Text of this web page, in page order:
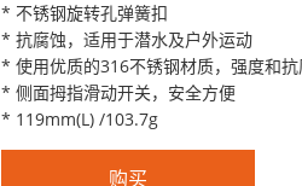
* 不锈钢旋转孔弹簧扣
* 抗腐蚀，适用于潜水及户外运动
* 使用优质的316不锈钢材质，强度和
* 侧面拇指滑动开关，安全方便
* 119mm(L) /103.7g
购买